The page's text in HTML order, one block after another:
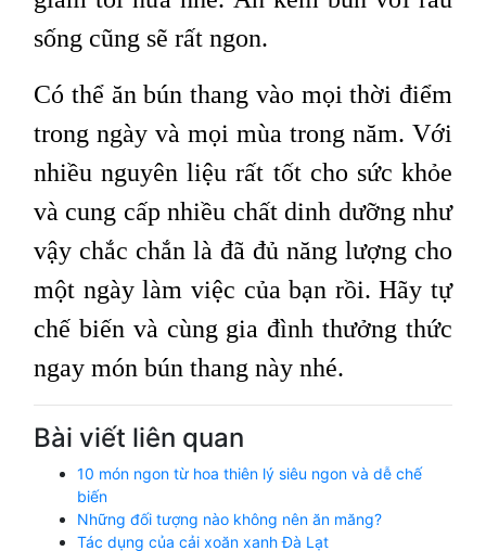
sống cũng sẽ rất ngon.
Có thể ăn bún thang vào mọi thời điểm
trong ngày và mọi mùa trong năm. Với
nhiều nguyên liệu rất tốt cho sức khỏe
và cung cấp nhiều chất dinh dưỡng như
vậy chắc chắn là đã đủ năng lượng cho
một ngày làm việc của bạn rồi. Hãy tự
chế biến và cùng gia đình thưởng thức
ngay món bún thang này nhé.
Bài viết liên quan
10 món ngon từ hoa thiên lý siêu ngon và dễ chế
biến
Những đối tượng nào không nên ăn măng?
Tác dụng của cải xoăn xanh Đà Lạt